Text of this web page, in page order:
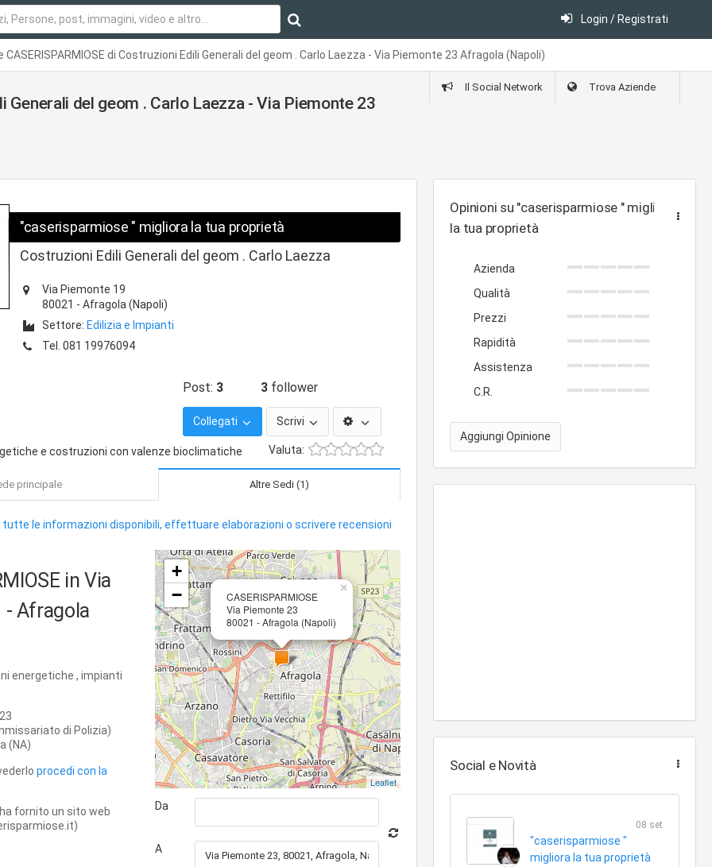
Login / Registrati
CASERISPARMIOSE di Costruzioni Edili Generali del geom . Carlo Laezza - Via Piemonte 23 Afragola (Napoli)
Il Social Network Trova Aziende
Generali del geom . Carlo Laezza - Via Piemonte 23
"caserisparmiose " migliora la tua proprietà
Costruzioni Edili Generali del geom . Carlo Laezza
Via Piemonte 19
80021 - Afragola (Napoli)
Settore: Edilizia e Impianti
Tel. 081 19976094
Post: 3 3 follower
Collegati Scrivi
Valuta:
e costruzioni con valenze bioclimatiche
principale Altre Sedi (1)
tutte le informazioni disponibili, effettuare elaborazioni o scrivere recensioni
in Via
- Afragola
energetiche , impianti
di Polizia)
(NA)
procedi con la
ha fornito un sito web
CASERISPARMIOSE
Via Piemonte 23
80021 - Afragola (Napoli)
×
+
−
Leaflet
Da
A
Opinioni su "caserisparmiose " migliora
la tua proprietà
Azienda
Qualità
Prezzi
Rapidità
Assistenza
C.R.
Aggiungi Opinione
Social e Novità
08 set
"caserisparmiose "
migliora la tua proprietà